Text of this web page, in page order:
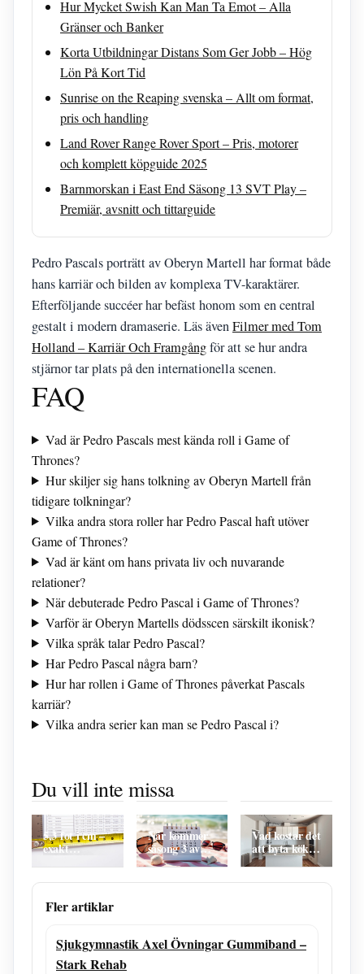
Hur Mycket Swish Kan Man Ta Emot – Alla
Gränser och Banker
Korta Utbildningar Distans Som Ger Jobb – Hög
Lön På Kort Tid
Sunrise on the Reaping svenska – Allt om format,
pris och handling
Land Rover Range Rover Sport – Pris, motorer
och komplett köpguide 2025
Barnmorskan i East End Säsong 13 SVT Play –
Premiär, avsnitt och tittarguide
Pedro Pascals porträtt av Oberyn Martell har format både
hans karriär och bilden av komplexa TV-karaktärer.
Efterföljande succéer har befäst honom som en central
gestalt i modern dramaserie. Läs ävenFilmer med Tom
Holland – Karriär Och Framgångför att se hur andra
stjärnor tar plats på den internationella scenen.
FAQ
Vad är Pedro Pascals mest kända roll i Game of
Thrones?
Hur skiljer sig hans tolkning av Oberyn Martell från
tidigare tolkningar?
Vilka andra stora roller har Pedro Pascal haft utöver
Game of Thrones?
Vad är känt om hans privata liv och nuvarande
relationer?
När debuterade Pedro Pascal i Game of Thrones?
Varför är Oberyn Martells dödsscen särskilt ikonisk?
Vilka språk talar Pedro Pascal?
Har Pedro Pascal några barn?
Hur har rollen i Game of Thrones påverkat Pascals
karriär?
Vilka andra serier kan man se Pedro Pascal i?
Du vill inte missa
4 bokstäver –
Rörö
Guide
Vin
Systembolaget
Torra Val
och historia
5,3 fot i cm –
exakt
frågor
När kommer
säsong 3 av
The Summer I
ut? Premiär
Vad kostar det
att byta kök –
Prisguide och
2025
Fler artiklar
Sjukgymnastik Axel Övningar Gummiband –
Stark Rehab